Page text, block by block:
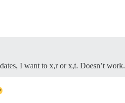
I want to x,r or x,t. Doesn’t work.